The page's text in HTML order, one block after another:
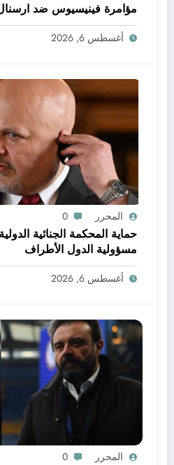
مؤامرة فينيسيوس ضد
أغسطس 6, 2026
المحرر 0
حماية المحكمة الجنائية
مسؤولية الدول الأطراف
أغسطس 6, 2026
المحرر 0